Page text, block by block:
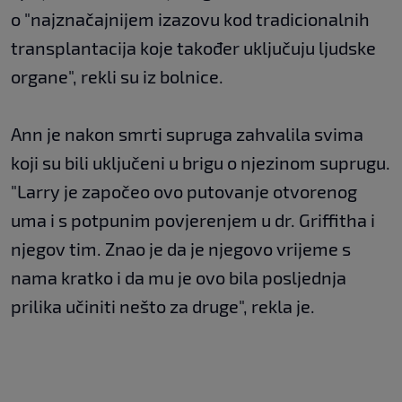
o "najznačajnijem izazovu kod tradicionalnih
transplantacija koje također uključuju ljudske
organe", rekli su iz bolnice.
Ann je nakon smrti supruga zahvalila svima
koji su bili uključeni u brigu o njezinom suprugu.
"Larry je započeo ovo putovanje otvorenog
uma i s potpunim povjerenjem u dr. Griffitha i
njegov tim. Znao je da je njegovo vrijeme s
nama kratko i da mu je ovo bila posljednja
prilika učiniti nešto za druge", rekla je.